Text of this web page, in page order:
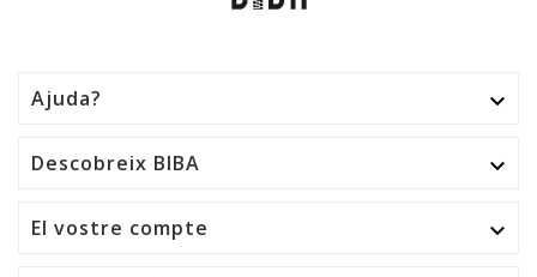
Ajuda? 
Descobreix BIBA 
El vostre compte 